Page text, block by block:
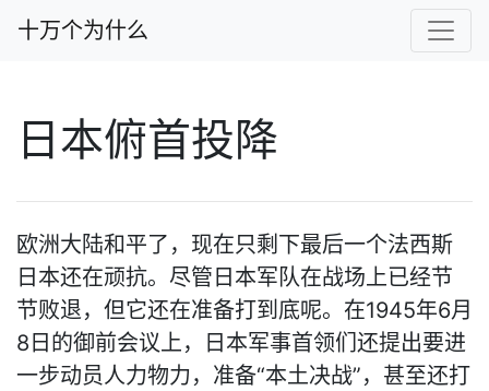
十万个为什么
日本俯首投降
欧洲大陆和平了，现在只剩下最后一个法西斯
日本还在顽抗。尽管日本军队在战场上已经节
节败退，但它还在准备打到底呢。在1945年6月
8日的御前会议上，日本军事首领们还提出要进
一步动员人力物力，准备“本土决战”，甚至还打